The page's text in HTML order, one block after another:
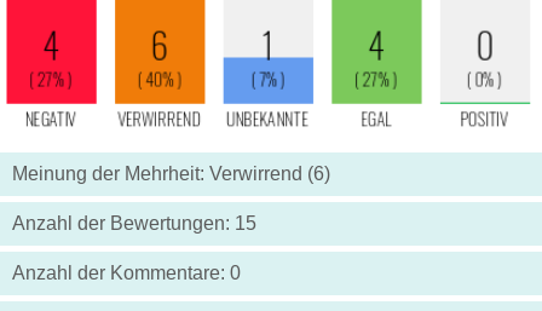
Meinung der Mehrheit: Verwirrend (6)
Anzahl der Bewertungen: 15
Anzahl der Kommentare: 0